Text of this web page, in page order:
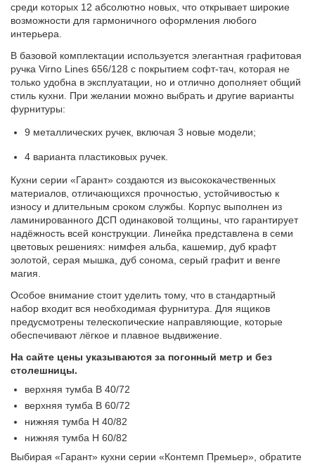
среди которых 12 абсолютно новых, что открывает широкие
возможности для гармоничного оформления любого
интерьера.
В базовой комплектации используется элегантная графитовая
ручка Virno Lines 656/128 с покрытием софт-тач, которая не
только удобна в эксплуатации, но и отлично дополняет общий
стиль кухни. При желании можно выбрать и другие варианты
фурнитуры:
9 металлических ручек, включая 3 новые модели;
4 варианта пластиковых ручек.
Кухни серии «Гарант» создаются из высококачественных
материалов, отличающихся прочностью, устойчивостью к
износу и длительным сроком службы. Корпус выполнен из
ламинированного ДСП одинаковой толщины, что гарантирует
надёжность всей конструкции. Линейка представлена в семи
цветовых решениях: нимфея альба, кашемир, дуб крафт
золотой, серая мышка, дуб сонома, серый графит и венге
магия.
Особое внимание стоит уделить тому, что в стандартный
набор входит вся необходимая фурнитура. Для ящиков
предусмотрены телескопические направляющие, которые
обеспечивают лёгкое и плавное выдвижение.
На сайте цены указываются за погонный метр и без
столешницы.
верхняя тумба В 40/72
верхняя тумба В 60/72
нижняя тумба Н 40/82
нижняя тумба Н 60/82
Выбирая «Гарант» кухни серии «Контемп Премьер», обратите